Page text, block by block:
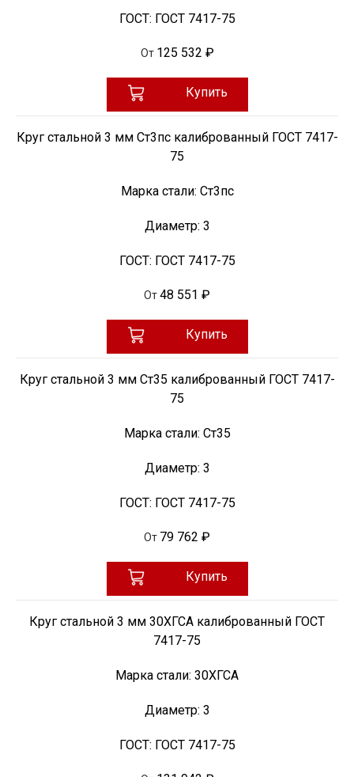
ГОСТ: ГОСТ 7417-75
От 125 532 ₽
Купить
Круг стальной 3 мм Ст3пс калиброванный ГОСТ 7417-
75
Марка стали: Ст3пс
Диаметр: 3
ГОСТ: ГОСТ 7417-75
От48 551 ₽
Купить
Круг стальной 3 мм Ст35 калиброванный ГОСТ 7417-
75
Марка стали: Ст35
Диаметр: 3
ГОСТ: ГОСТ 7417-75
От 79 762 ₽
Купить
Круг стальной 3 мм 30ХГСА калиброванный ГОСТ
7417-75
Марка стали: 30ХГСА
Диаметр: 3
ГОСТ: ГОСТ 7417-75